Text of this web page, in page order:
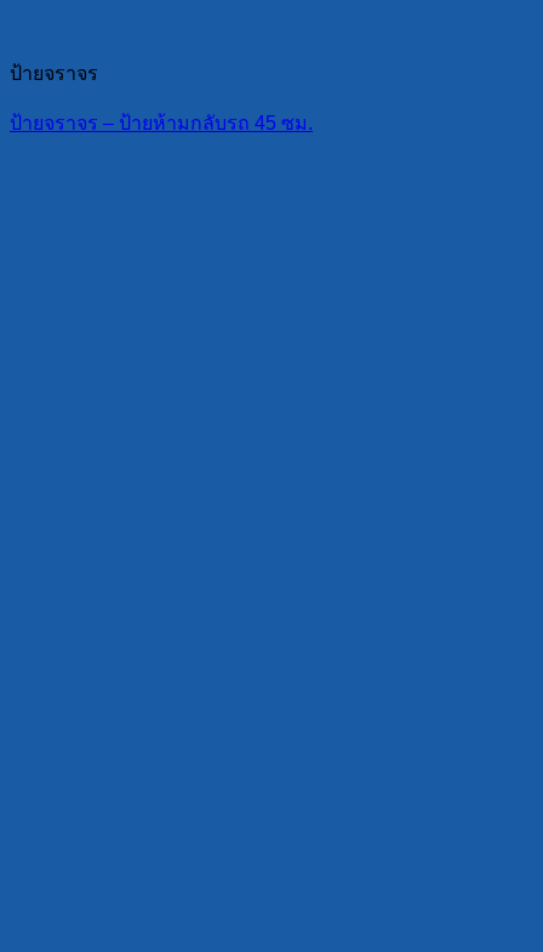
ป้ายจราจร
ป้ายจราจร – ป้ายห้ามกลับรถ 45 ซม.